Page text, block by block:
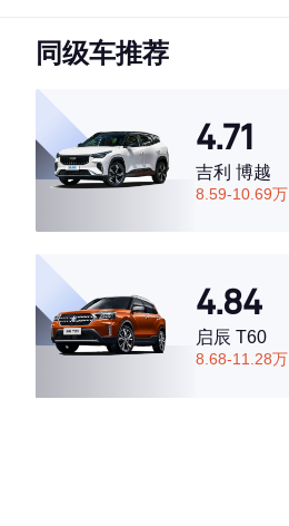
同级车推荐
4.71
吉利 博越
8.59-10.69万
4.84
启辰 T60
8.68-11.28万